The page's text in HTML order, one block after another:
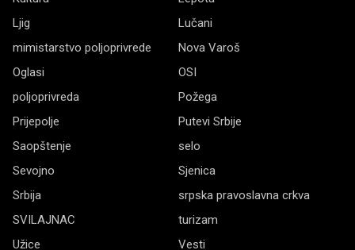
Ljig
Lučani
mimistarstvo poljoprivrede
Nova Varoš
Oglasi
OSI
poljoprivreda
Požega
Prijepolje
Putevi Srbije
Saopštenje
selo
Sevojno
Sjenica
Srbija
srpska pravoslavna crkva
SVILAJNAC
turizam
Užice
Vesti